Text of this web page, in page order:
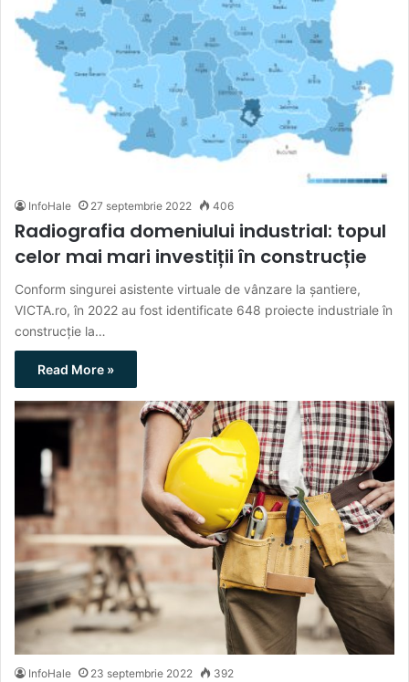
InfoHale 27 septembrie 2022 406
Radiografia domeniului industrial: topul
celor mai mari investiții în construcție
Conform singurei asistente virtuale de vânzare la șantiere,
VICTA.ro, în 2022 au fost identificate 648 proiecte industriale în
construcție la…
Read More »
InfoHale 23 septembrie 2022 392